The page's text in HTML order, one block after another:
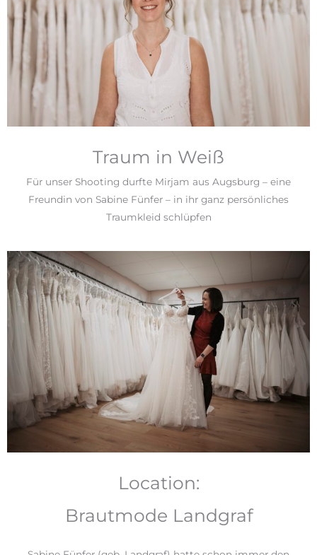
Traum in Weiß
Für unser Shooting durfte Mirjam aus Augsburg – eine
Freundin von Sabine Fünfer – in ihr ganz persönliches
Traumkleid schlüpfen
Location:
Brautmode Landgraf